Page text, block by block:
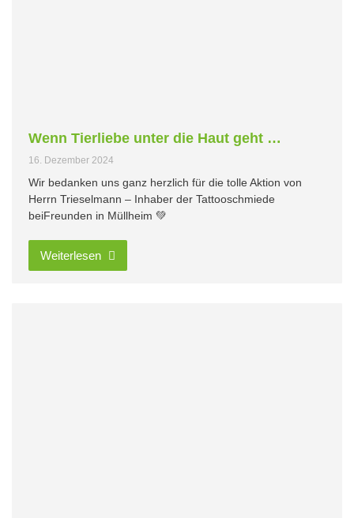
Wenn Tierliebe unter die Haut geht …
16. Dezember 2024
Wir bedanken uns ganz herzlich für die tolle Aktion von
Herrn Trieselmann – Inhaber der Tattooschmiede
beiFreunden in Müllheim 💚
Weiterlesen